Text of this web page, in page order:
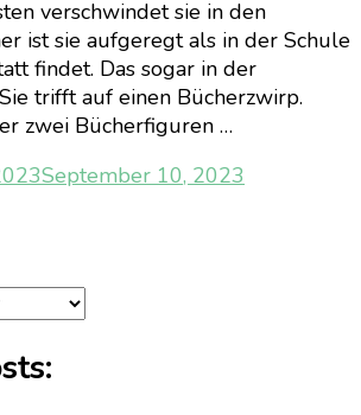
verschwindet sie in den
ist sie aufgeregt als in der Schule
findet. Das sogar in der
trifft auf einen Bücherzwirp.
zwei Bücherfiguren …
September 10, 2023